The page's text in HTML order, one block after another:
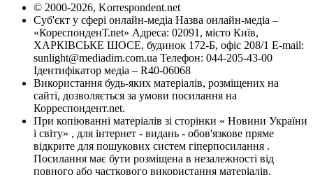
© 2000-2026, Korrespondent.net
Суб'єкт у сфері онлайн-медіа Назва онлайн-медіа –
«КореспонденТ.net» Адреса: 02091, місто Київ,
ХАРКІВСЬКЕ ШОСЕ, будинок 172-Б, офіс 208/1 E-mail:
sunlight@mediadim.com.ua Телефон: 044-205-43-00
Ідентифікатор медіа – R40-06068
Використання будь-яких матеріалів, розміщених на
сайті, дозволяється за умови посилання на
Корреспондент.net.
При копіюванні матеріалів зі сторінки « Новини України
і світу» , для інтернет - видань - обов'язкове пряме
відкрите для пошукових систем гіперпосилання .
Посилання має бути розміщена в незалежності від
повного або часткового використання матеріалів.